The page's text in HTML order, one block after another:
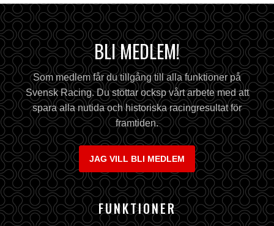
BLI MEDLEM!
Som medlem får du tillgång till alla funktioner på
Svensk Racing. Du stöttar ocksp vårt arbete med att
spara alla nutida och historiska racingresultat för
framtiden.
JAG VILL BLI MEDLEM
FUNKTIONER